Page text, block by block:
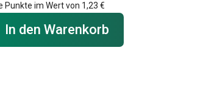
Punkte im Wert von 1,23 €
In den Warenkorb